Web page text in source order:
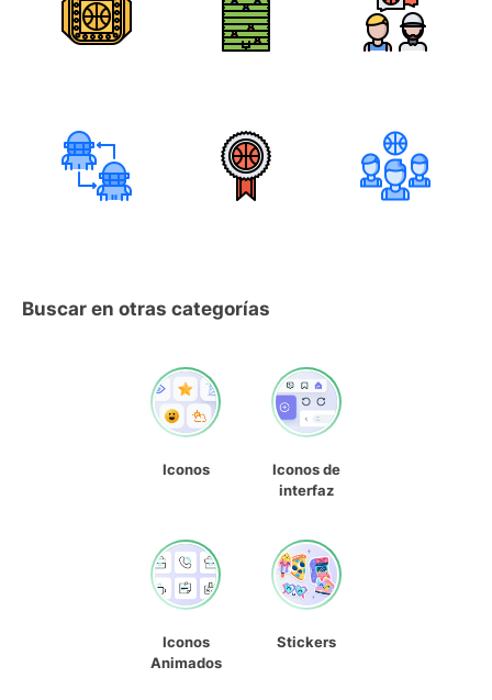
Buscar en otras categorías
Iconos
Iconos de
interfaz
Iconos
Animados
Stickers